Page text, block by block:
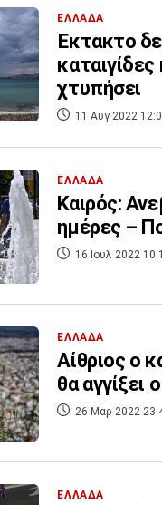
ΕΛΛΑΔΑ
Έκτακτο
χτυπήσει
11 Αυγ 2022
ΕΛΛΑΔΑ
Καιρός:
ημέρες –
16 Ιουλ 2022
ΕΛΛΑΔΑ
Αίθριος ο
θα αγγίξει
26 Μαρ 2022
ΕΛΛΑΔΑ